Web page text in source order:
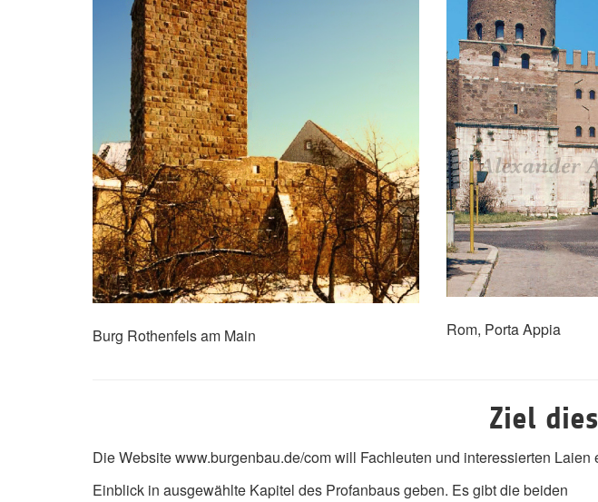
Burg Rothenfels am Main Rom, Porta Appia
Ziel
Die Website www.burgenbau.de/com will Fachleuten und interessierten Laien
Einblick in ausgewählte Kapitel des Profanbaus geben. Es gibt die beiden